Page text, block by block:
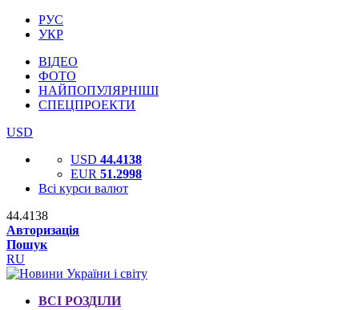
РУС
УКР
ВІДЕО
ФОТО
НАЙПОПУЛЯРНІШІ
СПЕЦПРОЕКТИ
USD
USD 44.4138
EUR 51.2998
Всі курси валют
44.4138
Авторизація
Пошук
RU
ВСІ РОЗДІЛИ